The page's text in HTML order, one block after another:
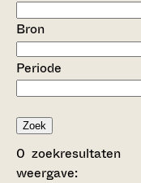
Bron
Periode
Zoek
0 zoekresultaten
weergave: